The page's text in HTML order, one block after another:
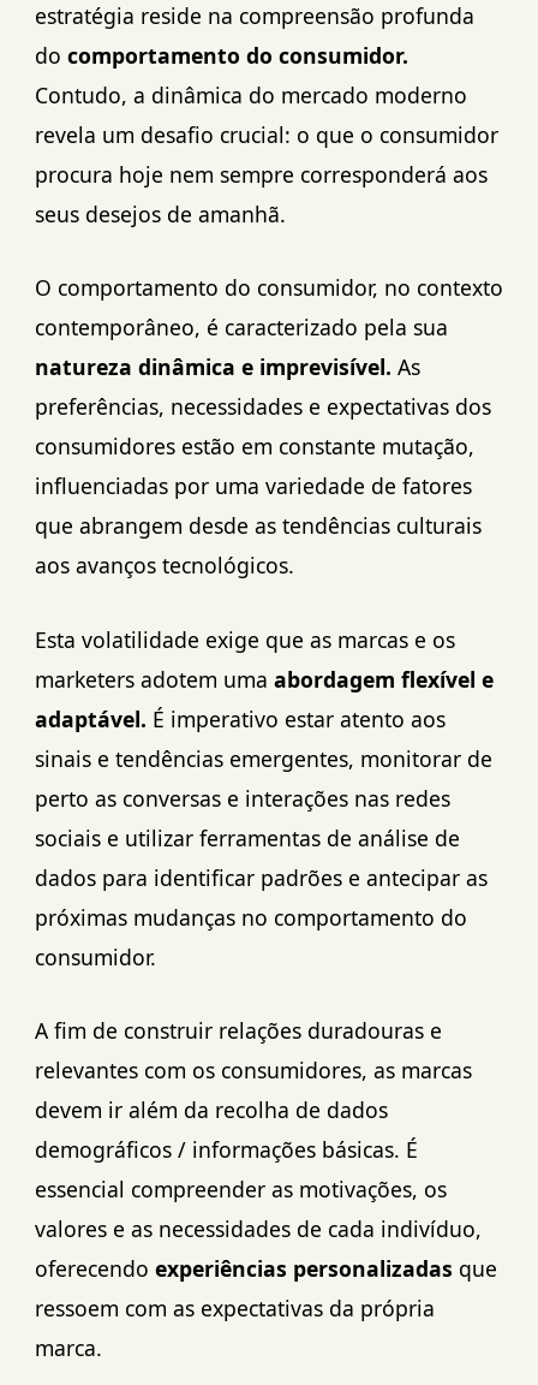
estratégia reside na compreensão profunda
do comportamento do consumidor.
Contudo, a dinâmica do mercado moderno
revela um desafio crucial: o que o consumidor
procura hoje nem sempre corresponderá aos
seus desejos de amanhã.
O comportamento do consumidor, no contexto
contemporâneo, é caracterizado pela sua
natureza dinâmica e imprevisível. As
preferências, necessidades e expectativas dos
consumidores estão em constante mutação,
influenciadas por uma variedade de fatores
que abrangem desde as tendências culturais
aos avanços tecnológicos.
Esta volatilidade exige que as marcas e os
marketers adotem uma abordagem flexível e
adaptável. É imperativo estar atento aos
sinais e tendências emergentes, monitorar de
perto as conversas e interações nas redes
sociais e utilizar ferramentas de análise de
dados para identificar padrões e antecipar as
próximas mudanças no comportamento do
consumidor.
A fim de construir relações duradouras e
relevantes com os consumidores, as marcas
devem ir além da recolha de dados
demográficos / informações básicas. É
essencial compreender as motivações, os
valores e as necessidades de cada indivíduo,
oferecendo experiências personalizadas que
ressoem com as expectativas da própria
marca.